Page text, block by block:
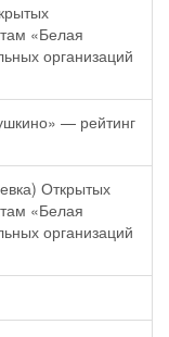
«Белая
организаций
— рейтинг
Открытых
«Белая
организаций